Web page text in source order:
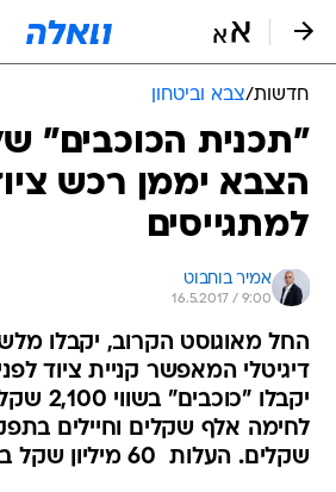
חדשות/צבא וביטחון
"תכנית הכוכבים"
הצבא יממן רכש
למתגייסים
אמיר בוחבוט
16.5.2017 / 9:00
החל מאוגוסט הקרוב, יקבלו
דיגיטלי המאפשר קניית ציוד
יקבלו
שקלים. העלות  60 מיליון שקל בשנה